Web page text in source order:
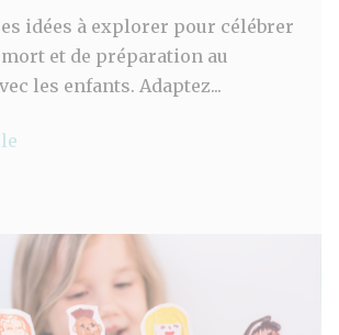
idées à explorer pour célébrer
et de préparation au
les enfants. Adaptez...